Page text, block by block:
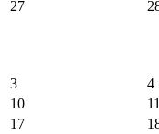
27
3 4
10
11
17